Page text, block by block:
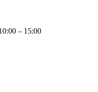
– 15:00